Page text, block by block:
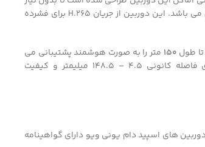
می باشد. اين دوربين از جريان H.265 براي فشرده
150 متر را به صورت هوشمند پشتیبانی می
4.5 – 148.5 میلیمتر
و کیفیت
های اسپید دام یونی ویو دارای گواهینامه